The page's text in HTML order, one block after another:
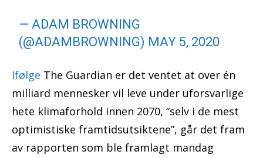
— ADAM BROWNING
(@ADAMBROWNING) MAY 5, 2020
Ifølge The Guardian er det ventet at over én
milliard mennesker vil leve under uforsvarlige
hete klimaforhold innen 2070, “selv i de mest
optimistiske framtidsutsiktene”, går det fram
av rapporten som ble framlagt mandag